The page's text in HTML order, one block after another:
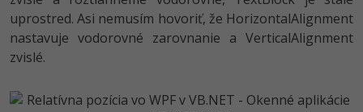
uprostred. Asi nemusím hovoriť, že HorizontalAlignment
nastavuje vodorovné zarovnanie a VerticalAlignment
zvislé.